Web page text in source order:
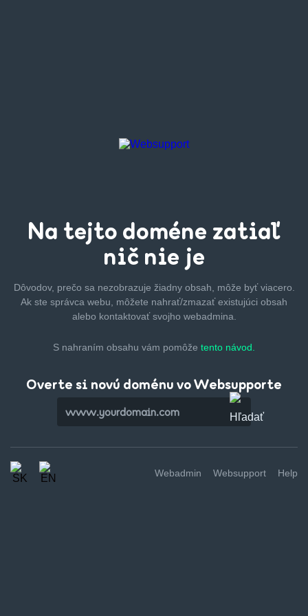
Na tejto doméne zatiaľ
nič nie je
Dôvodov, prečo sa nezobrazuje žiadny obsah, môže byťviacero.
Ak ste správca webu, môžete nahrať/zmazaťexistujúci obsah
alebo kontaktovať svojho webadmina.
S nahraním obsahu vám pomôže tento návod.
Overte si novú doménu vo Websupporte
Webadmin Websupport Help